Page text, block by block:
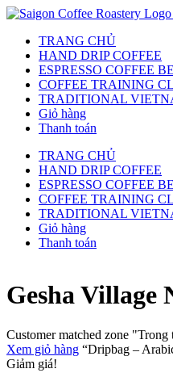
TRANG CHỦ
HAND DRIP COFFEE
ESPRESSO COFFEE
COFFEE TRAINING
TRADITIONAL
Giỏ hàng
Thanh toán
TRANG CHỦ
HAND DRIP COFFEE
ESPRESSO COFFEE
COFFEE TRAINING
TRADITIONAL
Giỏ hàng
Thanh toán
Gesha Village
Customer matched zone
Xem giỏ hàng “Dripbag –
Giảm giá!